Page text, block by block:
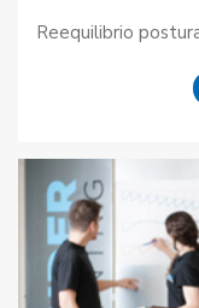
Reequilibrio